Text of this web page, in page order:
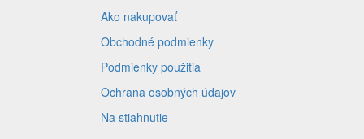
Ako nakupovať
Obchodné podmienky
Podmienky použitia
Ochrana osobných údajov
Na stiahnutie